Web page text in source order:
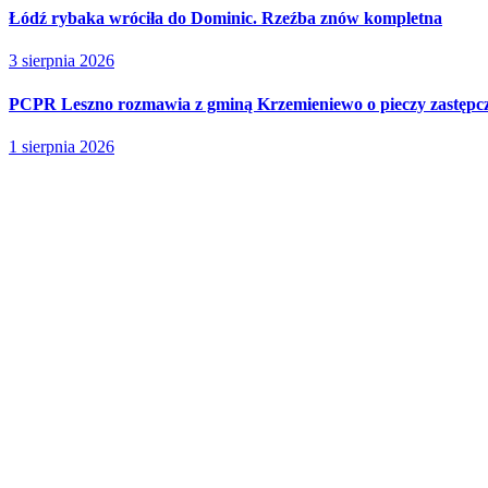
Łódź rybaka wróciła do Dominic. Rzeźba znów kompletna
3 sierpnia 2026
PCPR Leszno rozmawia z gminą Krzemieniewo o pieczy
1 sierpnia 2026